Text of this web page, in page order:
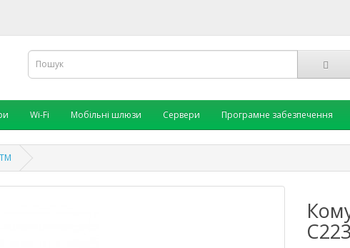
Wi-Fi Мобільні шлюзи Сервери Програмне забезпечення